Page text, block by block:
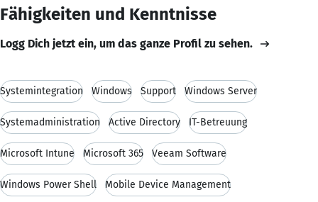
Fähigkeiten und Kenntnisse
Logg Dich jetzt ein, um das ganze Profil zu sehen.
Systemintegration Windows Support Windows Server
Systemadministration Active Directory IT-Betreuung
Microsoft Intune Microsoft 365 Veeam Software
Windows Power Shell Mobile Device Management